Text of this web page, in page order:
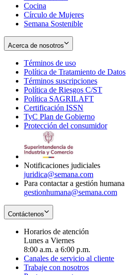
Cocina
Círculo de Mujeres
Semana Sostenible
Acerca de nosotros
Términos de uso
in
new
window
Política de Tratamiento de Datos
Términos suscripciones
in
Política de Riesgos C/ST
Política SAGRILAFT
new
window
Certificación ISSN
in
new
TyC Plan de Gobierno
in
Protección del consumidorOpens
Notificaciones judiciales
juridica@semana.com
Para contactar a gestión humana
gestionhumana@semana.com
Contáctenos
Horarios de atención
Lunes a Viernes
8:00 a.m. a 6:00 p.m.
Canales de servicio al cliente
Trabaje con nosotros